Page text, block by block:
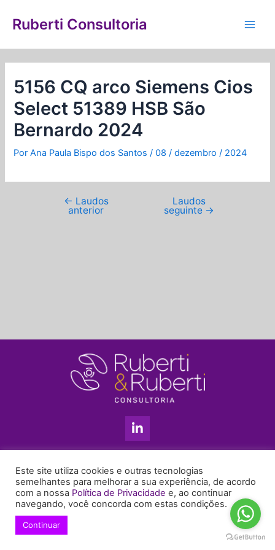
para
conteúdo
Ruberti Consultoria
5156 CQ arco Siemens Cios
Select 51389 HSB São
Bernardo 2024
PorAna Paula Bispo dos Santos/08 / dezembro / 2024
de
← Laudos
anterior
Laudos
seguinte →
L
i
n
e
d
i
n
+55 11 99655-6439
enyruberti@ruberticonsultoria.com.br
Este site utiliza cookies e outras tecnologias
semelhantes para melhorar a sua experiência, de acordo
com a nossa Política de Privacidade e, ao continuar
navegando, você concorda com estas condições.
Continuar